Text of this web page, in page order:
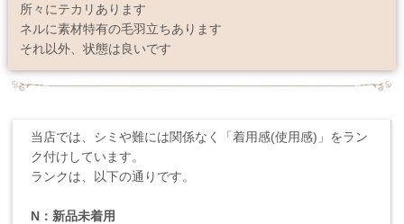
所々にテカリあります
ネルに素材特有の毛羽立ちあります
それ以外、状態は良いです
当店では、シミや難には関係なく「着用感(使用感)」をラン
ク付けしています。
ランクは、以下の通りです。
N：新品未着用